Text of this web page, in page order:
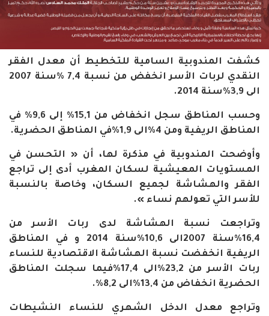
كشفت المندوبية السامية للتخطيط أن معدل الفقر
النقدي لربات الأسر انخفض من نسبة 7,4 %سنة 2007
الى 3,9%سنة 2014.
وحسب المناطق سجل انخفاض من 15,1% إلى 9,6% في
المناطق الريفية ومن 4%الى 1,9%في المناطق الحضرية.
وأوضحت المندوبية في مذكرة لها، أن « التحسن في
المستويات المعيشية لسكان المغرب أدى إلى تراجع
الفقر والهشاشة لجميع السكان، وخاصة بالنسبة
للأسر التي تعولهم نساء ».
وتراجعت نسبة الهشاشة لدى ربات الأسر من
16,4%سنة 2007الى 10,6%سنة 2014 و في المناطق
الريفية انخفضت نسبة الهشاشة الاقتصادية للنساء
ربات الأسر من 23,2%الى 17,4%فيما سجلت المناطق
الحضرية انخفاض من 13,4%الى 8,2%.
وتراجع معدل الدخل الشهري للنساء النشيطات